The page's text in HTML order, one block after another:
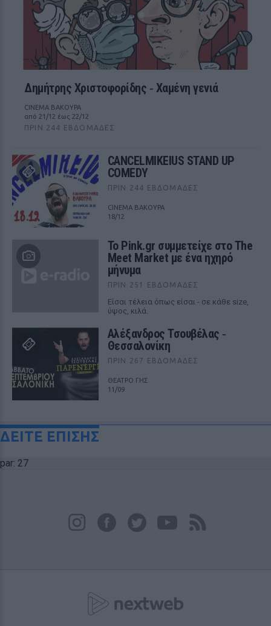
Δημήτρης Χριστοφορίδης ‑ Χαμένη γενιά
CINEMA ΒΑΚΟΥΡΑ
από 21/12 έως 22/12
ΠΡΙΝ 244 ΕΒΔΟΜΆΔΕΣ
CANCELMIKEIUS STAND UP
COMEDY
ΠΡΙΝ 244 ΕΒΔΟΜΆΔΕΣ
CINEMA ΒΑΚΟΥΡΑ
18/12
Το Pink.gr συμμετείχε στο The
Meet Market με ένα ηχηρό
μήνυμα
ΠΡΙΝ 251 ΕΒΔΟΜΆΔΕΣ
Είσαι τέλεια όπως είσαι - σε κάθε size,
ύψος, κιλά.
Αλέξανδρος Τσουβέλας ‑
Θεσσαλονίκη
ΠΡΙΝ 267 ΕΒΔΟΜΆΔΕΣ
ΘΕΑΤΡΟ ΓΗΣ
11/09
ΔΕΙΤΕ ΕΠΙΣΗΣ
par: 27